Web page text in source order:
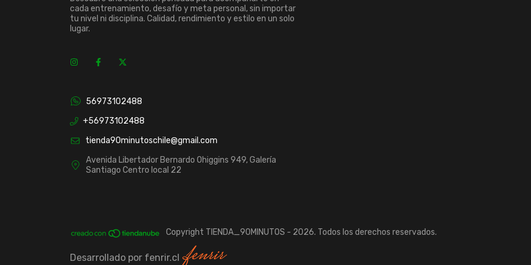
cada entrenamiento, desafío y meta personal, sin importar
tu nivel ni disciplina. Calidad, rendimiento y estilo en un solo
lugar.
56973102488
+56973102488
tienda90minutoschile@gmail.com
Avenida Libertador Bernardo Ohiggins 949, Galería
Santiago Centro local 22
Copyright TIENDA_90MINUTOS - 2026. Todos los derechos reservados.
Desarrollado por fenrir.cl